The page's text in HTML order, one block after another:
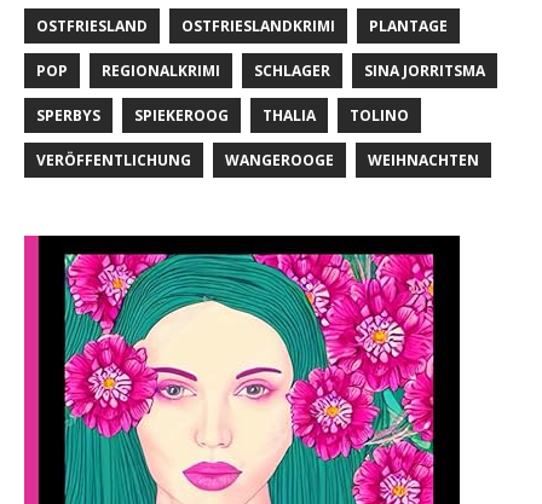
OSTFRIESLAND OSTFRIESLANDKRIMI PLANTAGE
POP REGIONALKRIMI SCHLAGER SINA JORRITSMA
SPERBYS SPIEKEROOG THALIA TOLINO
VERÖFFENTLICHUNG WANGEROOGE WEIHNACHTEN